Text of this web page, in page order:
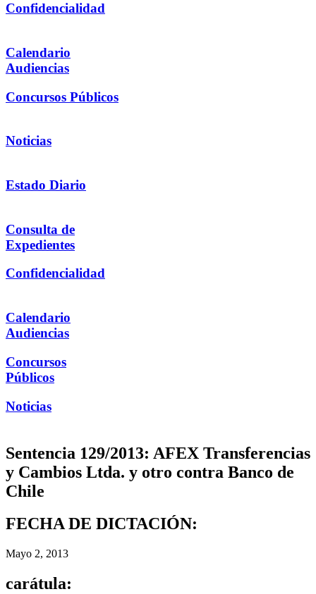
Confidencialidad
Calendario
Audiencias
Concursos Públicos
Noticias
Estado Diario
Consulta de
Expedientes
Confidencialidad
Calendario
Audiencias
Concursos
Públicos
Noticias
Sentencia 129/2013: AFEX Transferencias
y Cambios Ltda. y otro contra Banco de
Chile
FECHA DE DICTACIÓN:
Mayo 2, 2013
carátula: